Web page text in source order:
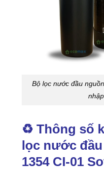
Bộ lọc nước đầu
♻️ Thông số
lọc nước
1354 CI-01